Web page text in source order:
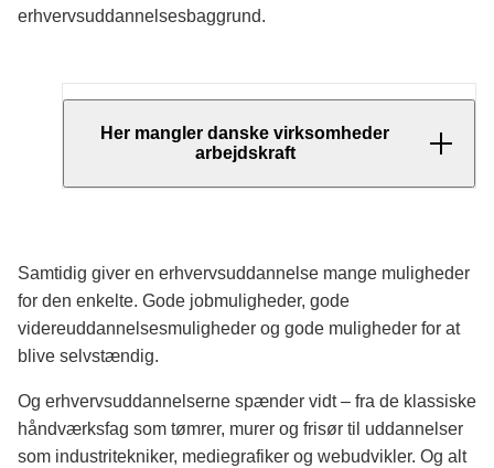
erhvervsuddannelsesbaggrund.
Her mangler danske virksomheder
arbejdskraft
stillinger. Cirka 71 procent af de stillinger
havde en stillingsbetegnelse, hvor der
ligger en erhvervsuddannelse bag.
I brancherne Industri samt Hotel og
restauration blev der rekrutteret forgæves til
henholdsvis omkring 6.740og 4.790
stillinger. Det svarer til, at hhv. 75 og 60
Samtidig giver en erhvervsuddannelse mange muligheder
for den enkelte. Gode jobmuligheder, gode
videreuddannelsesmuligheder og gode muligheder for at
blive selvstændig.
Og erhvervsuddannelserne spænder vidt – fra de klassiske
håndværksfag som tømrer, murer og frisør til uddannelser
som industritekniker, mediegrafiker og webudvikler. Og alt